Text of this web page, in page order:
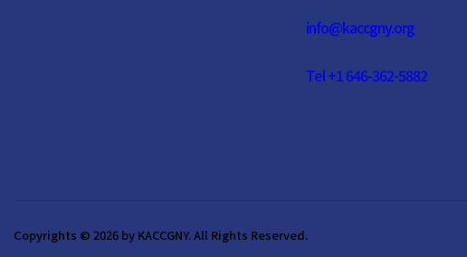
info@kaccgny.org
Tel +1 646-362-5882
Copyrights © 2026 by KACCGNY. All Rights Reserved.